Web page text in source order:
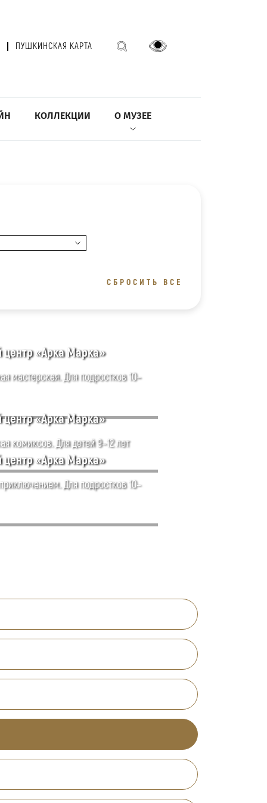
ПУШКИНСКАЯ КАРТА
КОЛЛЕКЦИИ О МУЗЕЕ
СБРОСИТЬ ВСЕ
центр «Арка Марка»
мастерская. Для подростков 10–
центр «Арка Марка»
комиксов. Для детей 9–12 лет
центр «Арка Марка»
Для подростков 10–